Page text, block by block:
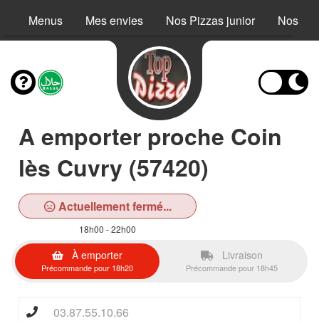
Menus Mes envies Nos Pizzas junior Nos
A emporter proche Coin
lès Cuvry (57420)
Actuellement fermé...
18h00 - 22h00
À emporter
Précommande pour 18h20
Livraison
Précommande pour 18h45
03.87.55.10.66